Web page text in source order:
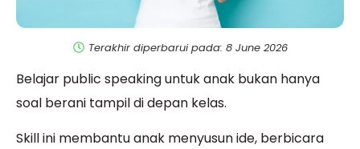
Terakhir diperbarui pada: 8 June 2026
Belajar public speaking untuk anak bukan hanya
soal berani tampil di depan kelas.
Skill ini membantu anak menyusun ide, berbicara